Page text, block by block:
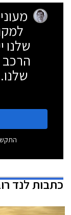
שלנו
הרכב
שלנו.
כתבותלנד